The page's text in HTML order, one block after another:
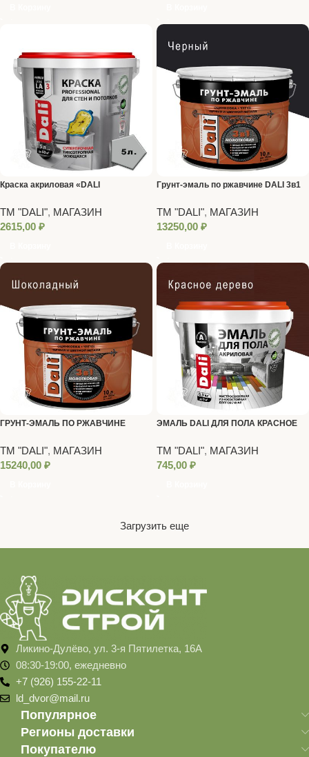
Краска акриловая «DALI
стен и потолков База А 5 л.
ТМ "DALI", МАГАЗИН
2615,00 ₽
Грунт-эмаль по ржавчине DALI 3в1
ТМ "DALI", МАГАЗИН
13250,00 ₽
ГРУНТ-ЭМАЛЬ ПО РЖАВЧИНЕ
ШОКОЛАДНАЯ 10 Л
ТМ "DALI", МАГАЗИН
15240,00 ₽
ЭМАЛЬ DALI ДЛЯ ПОЛА КРАСНОЕ
ТМ "DALI", МАГАЗИН
745,00 ₽
Загрузить еще
Ликино-Дулёво, ул. 3-я Пятилетка, 16А
08:30-19:00, ежедневно
+7 (926) 155-22-11
ld_dvor@mail.ru
Популярное
Регионы доставки
Покупателю